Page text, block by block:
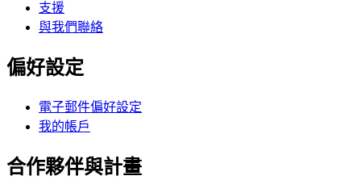
支援
與我們聯絡
偏好設定
電子郵件偏好設定
我的帳戶
合作夥伴與計畫